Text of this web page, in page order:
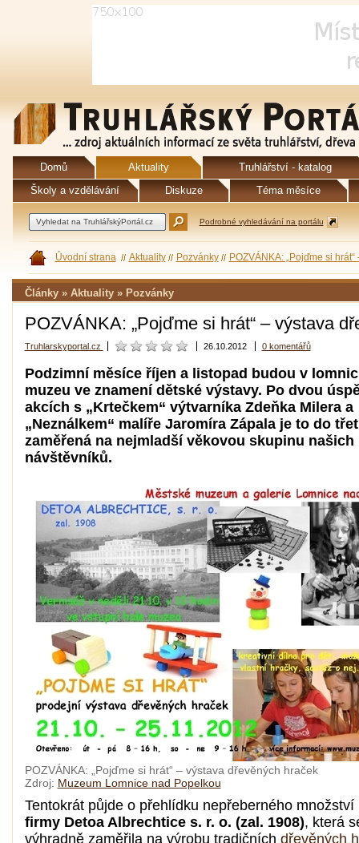
Domů Aktuality
Truhlářství - katalog
Školy a vzdělávání
Diskuze Téma měsíce
Podrobné vyhledávání na portálu
Úvodní strana Aktuality Pozvánky POZVÁNKA: „Pojďme si
Články » Aktuality » Pozvánky
POZVÁNKA: „Pojďme si hrát“ – výstava
Truhlarskyportal.cz 26.10.2012 0 komentářů
Podzimní měsíce říjen a listopad budou v
muzeu ve znamení dětské výstavy. Po dvou
akcích s „Krtečkem“ výtvarníka Zdeňka Milera a
„Neználkem“ malíře Jaromíra Zápala je to do
zaměřená na nejmladší věkovou skupinu našich
návštěvníků.
POZVÁNKA: „Pojďme si hrát“ – výstava dřevěných hraček
Zdroj: Muzeum Lomnice nad Popelkou
Tentokrát půjde o přehlídku nepřeberného množství
firmy Detoa Albrechtice s. r. o. (zal. 1908), která
výhradně zaměřila na výrobu tradičních dřevěných